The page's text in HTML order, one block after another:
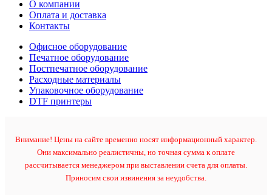
О компании
Оплата и доставка
Контакты
Офисное оборудование
Печатное оборудование
Постпечатное оборудование
Расходные материалы
Упаковочное оборудование
DTF принтеры
Внимание! Цены на сайте временно носят информационный характер.
Они максимально реалистичны, но точная сумма к оплате
рассчитывается менеджером при выставлении счета для оплаты.
Приносим свои извинения за неудобства.